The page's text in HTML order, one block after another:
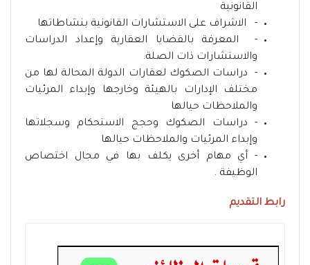
القانونية
- الاشراف على الاستشارات القانونية بنشاطاتها
- المعرفة بالقضايا العقارية وإعداد الدراسات
والاستشارات ذات الصلة.
- دراسات الصكوك لعقارات الدولة المحالة لها من
مختلف الإدارات بالهيئة وخارجها وإبداء المرئيات
والملاحظات حيالها
- دراسات الصكوك وحجج الاستحكام وسجلاتها
وإبداء المرئيات والملاحظات حيالها
- أي مهام أخرى يكلف بها في مجال اختصاص
الوظيفة .
رابط التقديم